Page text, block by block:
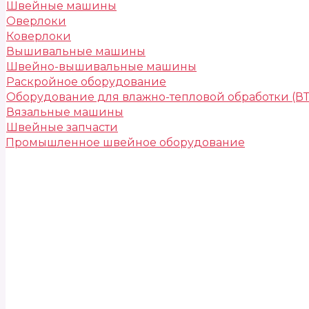
Швейные машины
Оверлоки
Коверлоки
Вышивальные машины
Швейно-вышивальные машины
Раскройное оборудование
Оборудование для влажно-тепловой обработки
Вязальные машины
Швейные запчасти
Промышленное швейное оборудование